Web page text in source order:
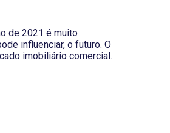
de 2021 é muito
influenciar, o futuro. O
imobiliário comercial.